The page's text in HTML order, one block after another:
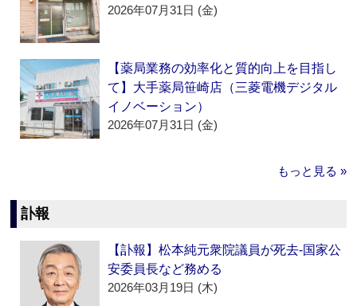
2026年07月31日 (金)
【薬局業務の効率化と質的向上を目指し
て】大手薬局笹崎店（三菱電機デジタル
イノベーション）
2026年07月31日 (金)
もっと見る »
訃報
【訃報】松本純元衆院議員が死去‐国家公
安委員長など務める
2026年03月19日 (木)